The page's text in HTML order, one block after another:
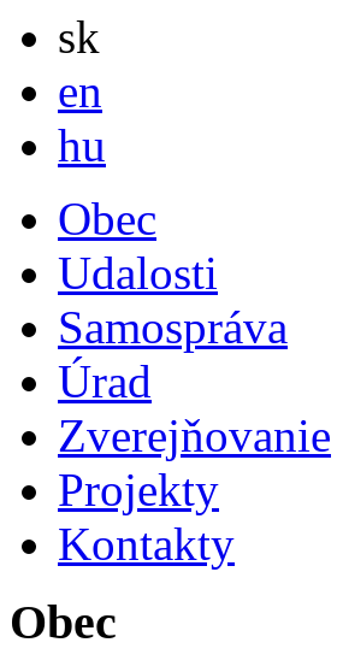
sk
en
hu
Obec
Udalosti
Samospráva
Úrad
Zverejňovanie
Projekty
Kontakty
Obec